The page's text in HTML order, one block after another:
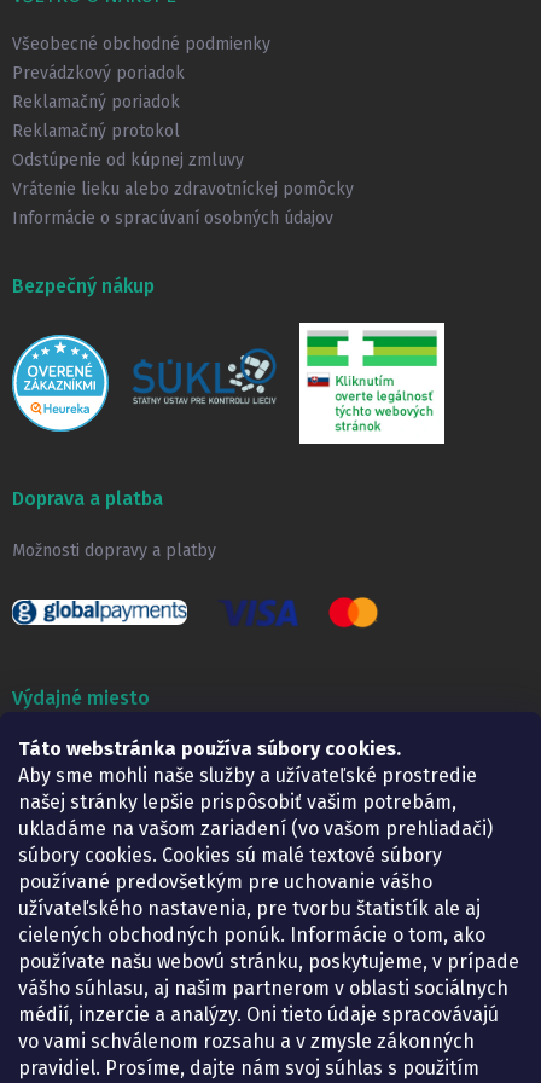
Táto webstránka používa súbory cookies.
Aby sme mohli naše služby a užívateľské prostredie
našej stránky lepšie prispôsobiť vašim potrebám,
ukladáme na vašom zariadení (vo vašom prehliadači)
súbory cookies. Cookies sú malé textové súbory
používané predovšetkým pre uchovanie vášho
užívateľského nastavenia, pre tvorbu štatistík ale aj
cielených obchodných ponúk. Informácie o tom, ako
používate našu webovú stránku, poskytujeme, v prípade
vášho súhlasu, aj našim partnerom v oblasti sociálnych
médií, inzercie a analýzy. Oni tieto údaje spracovávajú
vo vami schválenom rozsahu a v zmysle zákonných
pravidiel. Prosíme, dajte nám svoj súhlas s použitím
Všeobecné obchodné podmienky
Prevádzkový poriadok
Reklamačný poriadok
Reklamačný protokol
Odstúpenie od kúpnej zmluvy
Vrátenie lieku alebo zdravotníckej pomôcky
Informácie o spracúvaní osobných údajov
Bezpečný nákup
Doprava a platba
Možnosti dopravy a platby
Výdajné miesto
Lekáreň ADONAI
Košice – Smetanova 2
Pondelok:
07.30 – 15.30 h.
Utorok:
07.30 – 16.00 h.
Streda:
07.30 – 16.00 h.
Štvrtok:
07.30 – 15.30 h.
Piatok:
07.30 – 15.30 h.
KONTAKT
eshop@lekarenadonai.sk
+421 948 203 203
Nájdete nás na Facebooku.